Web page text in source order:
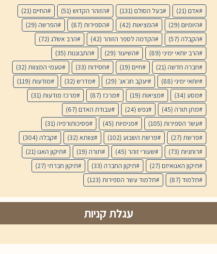
אדם (21) בעל הסולם (131) הזוהר הקדוש (51) החיים (21)
היומיום (29) המציאות (42) הספירות (87) הפרשה (29)
הקבלה (57) הקדמה לספר הזוהר (42) הרב אשלג (72)
הרב יוחאי ימיני (89) השיעור (29) התבוננות (35)
חברה חדשה (21) חיים (19) חסידות (33) טעמי המצוות (32)
יוחאי ימיני (88) יעקב חג׳אג׳ (29) מדרש (32) מודעות (119)
מסע (34) מציאות (19) מרכז (87) מרכז מודעות (31)
מתן תורה (45) נפש (24) עבודת האדם (67)
עשר הספירות (105) פנימיות (45) פסיכותורפיה (31)
פרשת (27) פרשת השבוע (102) צוותא (32) קבלה (304)
רוחניות (73) שעורי זוהר (45) תורה (19) תיקון האגו (21)
תיקון האגואיזם (27) תיקון החברה (33) תיקון חברתי (27)
תלמוד (87) תלמוד עשר הספירות (123)
עגלת קניות